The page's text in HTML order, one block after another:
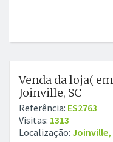
Venda da loja(
Joinville, SC
Referência: ES2763
Visitas: 1313
Localização: Joinville,
GRÁTIS